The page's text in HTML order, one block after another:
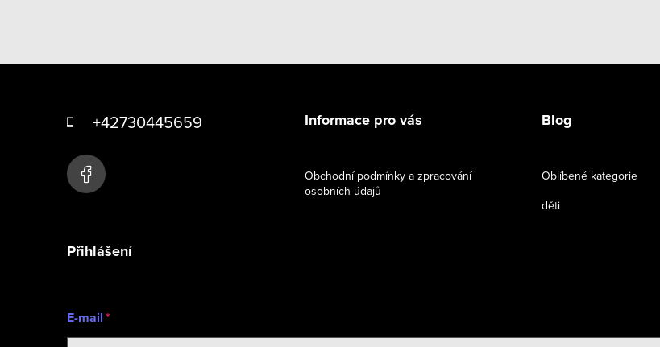
+42730445659 Informace pro vás
Obchodní podmínky a zpracování
osobních údajů
Blog
Oblíbené kategorie
děti
Přihlášení
E-mail